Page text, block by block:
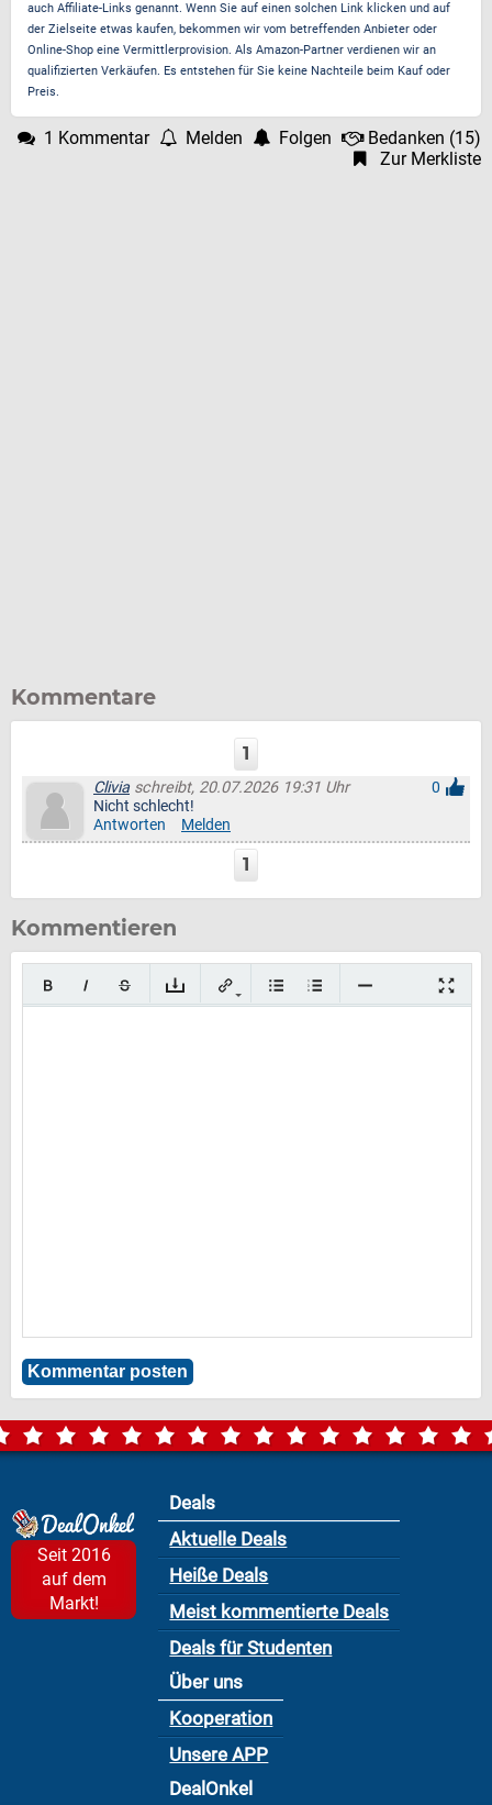
auch Affiliate-Links genannt. Wenn Sie auf einen solchen Link klicken und auf
der Zielseite etwas kaufen, bekommen wir vom betreffenden Anbieter oder
Online-Shop eine Vermittlerprovision. Als Amazon-Partner verdienen wir an
qualifizierten Verkäufen. Es entstehen für Sie keine Nachteile beim Kauf oder
Preis.
1 Kommentar Melden Folgen Bedanken (15)
Zur Merkliste
Kommentare
1
Clivia schreibt, 20.07.2026 19:31 Uhr
0
Nicht schlecht!
Antworten
Melden
1
Kommentieren
Seit 2016
auf dem
Markt!
Deals
Aktuelle Deals
Heiße Deals
Meist kommentierte Deals
Deals für Studenten
Über uns
Kooperation
Unsere APP
DealOnkel